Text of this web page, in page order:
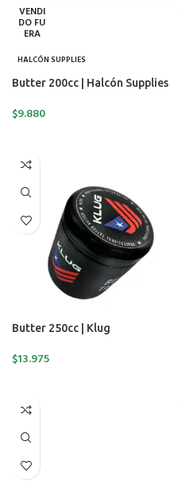
VENDI
DO FU
ERA
HALCÓN SUPPLIES
Butter 200cc | Halcón Supplies
$9.880
Butter 250cc | Klug
$13.975